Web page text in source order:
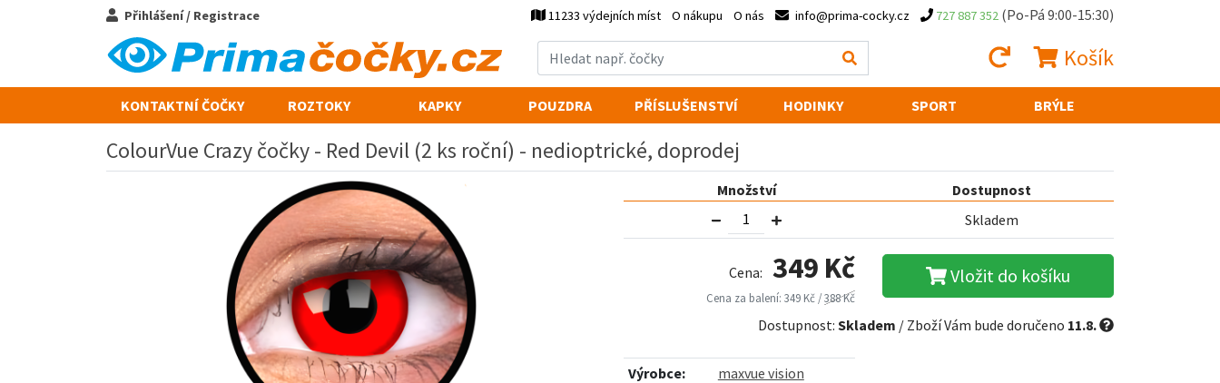
Přihlášení / Registrace 11233 výdejních míst O nákupu O nás info@prima-cocky.cz 727 887 352 (Po-Pá 9:00-15:30)
Košík
KONTAKTNÍ ČOČKY ROZTOKY KAPKY POUZDRA PŘÍSLUŠENSTVÍ HODINKY SPORT BRÝLE
ColourVue Crazy čočky - Red Devil (2 ks roční) - nedioptrické, doprodej
Množství
Dostupnost
Skladem
Cena: 349 Kč
Cena za balení: 349 Kč /388 Kč
Vložit do košíku
Dostupnost: Skladem / Zboží Vám bude doručeno 11.8.
Výrobce:
maxvue vision